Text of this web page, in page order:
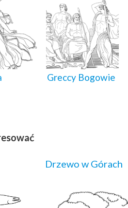
Greccy Bogowie
Drzewo w Górach